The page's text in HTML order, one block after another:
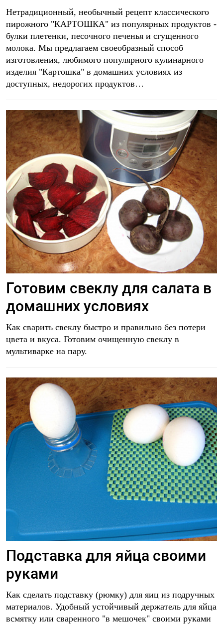
Нетрадиционный, необычный рецепт классического
пирожного "КАРТОШКА" из популярных продуктов -
булки плетенки, песочного печенья и сгущенного
молока. Мы предлагаем своеобразный способ
изготовления, любимого популярного кулинарного
изделия "Картошка" в домашних условиях из
доступных, недорогих продуктов…
Готовим свеклу для салата в
домашних условиях
Как сварить свеклу быстро и правильно без потери
цвета и вкуса. Готовим очищенную свеклу в
мультиварке на пару.
Подставка для яйца своими
руками
Как сделать подставку (рюмку) для яиц из подручных
материалов. Удобный устойчивый держатель для яйца
всмятку или сваренного "в мешочек" своими руками